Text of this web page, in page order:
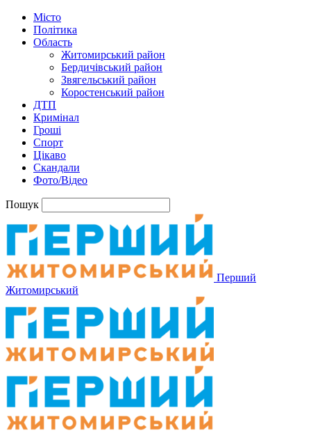
Місто
Політика
Область
Житомирський район
Бердичівський район
Звягельський район
Коростенський район
ДТП
Кримінал
Гроші
Спорт
Цікаво
Скандали
Фото/Відео
Пошук
Перший
Житомирський